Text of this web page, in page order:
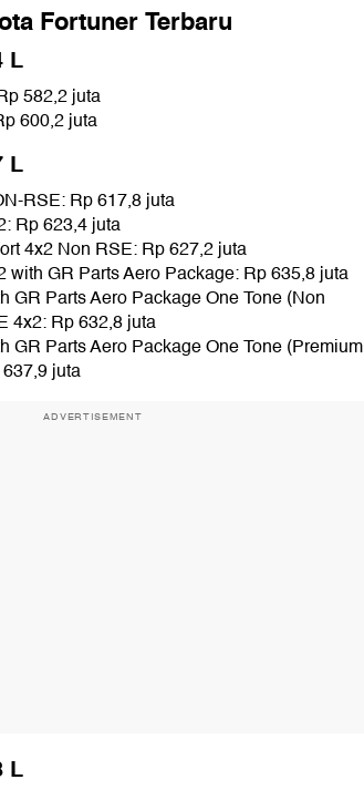
Fortuner Terbaru
L
582,2 juta
600,2 juta
L
RSE: Rp 617,8 juta
Rp 623,4 juta
4x2 Non RSE: Rp 627,2 juta
with GR Parts Aero Package: Rp 635,8 juta
GR Parts Aero Package One Tone (Non
4x2: Rp 632,8 juta
GR Parts Aero Package One Tone (Premium
juta
ADVERTISEMENT
L